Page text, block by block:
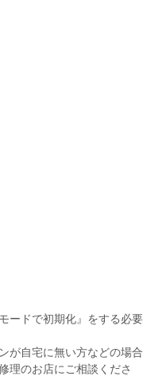
ードで初期化』をする必要
が自宅に無い方などの場合
理のお店にご相談くださ